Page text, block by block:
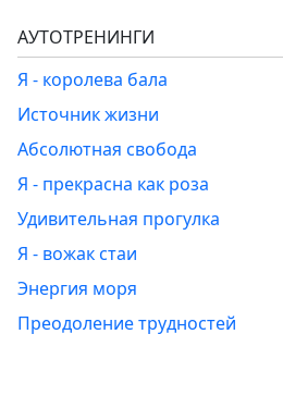
АУТОТРЕНИНГИ
Я - королева бала
Источник жизни
Абсолютная свобода
Я - прекрасна как роза
Удивительная прогулка
Я - вожак стаи
Энергия моря
Преодоление трудностей